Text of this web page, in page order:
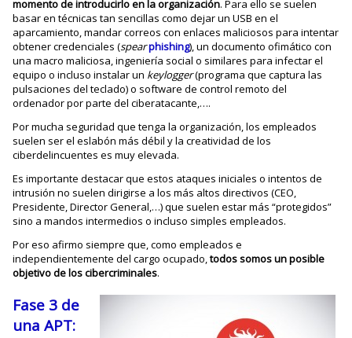
momento de introducirlo en la organización. Para ello se suelen
basar en técnicas tan sencillas como dejar un USB en el
aparcamiento, mandar correos con enlaces maliciosos para intentar
obtener credenciales (spearphishing), un documento ofimático con
una macro maliciosa, ingeniería social o similares para infectar el
equipo o incluso instalar un keylogger(programa que captura las
pulsaciones del teclado) o software de control remoto del
ordenador por parte del ciberatacante,….
Por mucha seguridad que tenga la organización, los empleados
suelen ser el eslabón más débil y la creatividad de los
ciberdelincuentes es muy elevada.
Es importante destacar que estos ataques iniciales o intentos de
intrusión no suelen dirigirse a los más altos directivos (CEO,
Presidente, Director General,…) que suelen estar más “protegidos”
sino a mandos intermedios o incluso simples empleados.
Por eso afirmo siempre que, como empleados e
independientemente del cargo ocupado,todos somos un posible
objetivo de los cibercriminales.
Fase 3 de
una APT: